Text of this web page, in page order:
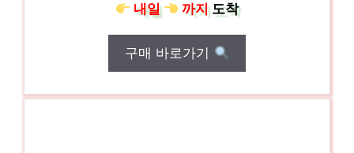
내일
까지도착
구매 바로가기